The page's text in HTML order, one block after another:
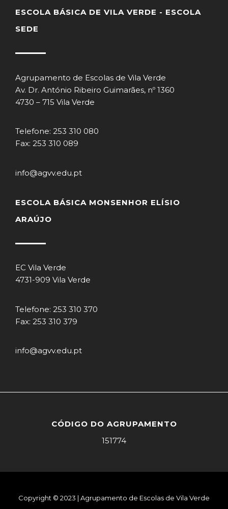
ESCOLA BÁSICA DE VILA VERDE - ESCOLA
SEDE
Agrupamento de Escolas de Vila Verde
Av. Dr. António Ribeiro Guimarães, nº 1360
4730 – 715 Vila Verde
Telefone: 253 310 080
Fax: 253 310 089
info@agvv.edu.pt
ESCOLA BÁSICA MONSENHOR ELÍSIO
ARAÚJO
EC Vila Verde
4731-909 Vila Verde
Telefone: 253 310 370
Fax: 253 310 379
info@agvv.edu.pt
CÓDIGO DO AGRUPAMENTO
151774
Copyright © 2023 | Agrupamento de Escolas de Vila Verde